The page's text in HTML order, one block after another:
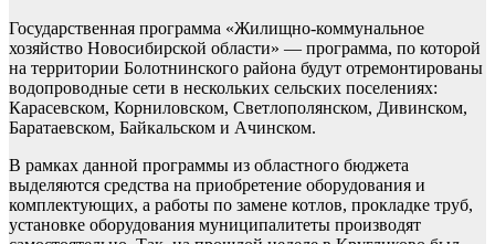
Государственная программа «Жилищно-коммунальное
хозяйство Новосибирской области» — программа, по которой
на территории Болотнинского района будут отремонтированы
водопроводные сети в нескольких сельских поселениях:
Карасевском, Корниловском, Светлополянском, Дивинском,
Баратаевском, Байкальском и Ачинском.
В рамках данной программы из областного бюджета
выделяются средства на приобретение оборудования и
комплектующих, а работы по замене котлов, прокладке труб,
установке оборудования муниципалитеты производят